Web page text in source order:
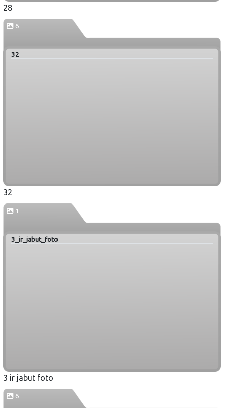
28
6
32
32
1
3_ir_jabut_foto
3 ir jabut foto
6